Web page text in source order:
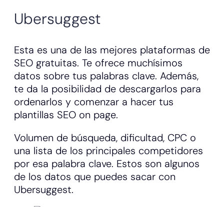
Ubersuggest
Esta es una de las mejores plataformas de
SEO gratuitas. Te ofrece muchísimos
datos sobre tus palabras clave. Además,
te da la posibilidad de descargarlos para
ordenarlos y comenzar a hacer tus
plantillas SEO on page.
Volumen de búsqueda, dificultad, CPC o
una lista de los principales competidores
por esa palabra clave. Estos son algunos
de los datos que puedes sacar con
Ubersuggest.